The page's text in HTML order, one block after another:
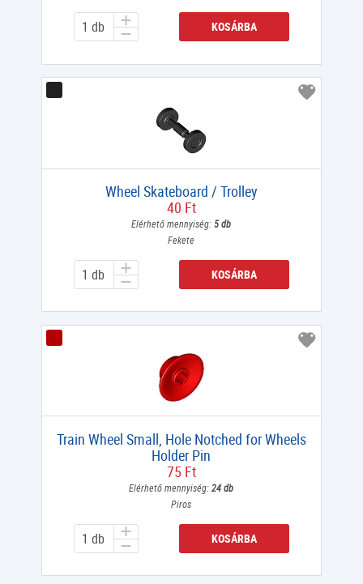
KOSÁRBA
Wheel Skateboard / Trolley
40 Ft
Elérhető mennyiség:5 db
Fekete
KOSÁRBA
Train Wheel Small, Hole Notched for Wheels
Holder Pin
75 Ft
Elérhető mennyiség:24 db
Piros
KOSÁRBA